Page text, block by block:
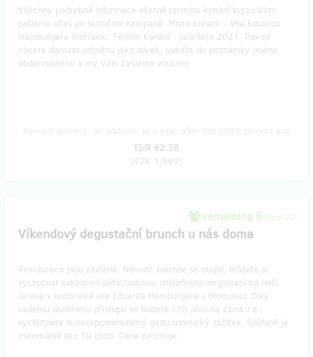
Všechny podrobné informace včetně termínu konání kurzu Vám
zašleme včas po skončení kampaně. Místo konání – Vila Eduarda
Hamburgera Olomouc. Termín konání - jaro/léto 2021. Pokud
chcete darovat odměnu jako dárek, uveďte do poznámky jméno
obdarovaného a my Vám zašleme voucher.
EUR 82.38
(CZK 1,999)
remaining 6 from 20
Víkendový degustační brunch u nás doma
Restaurace jsou zavřené. Nevadí! Jakmile se oteplí, můžete si
vychutnat exkluzivní pětichodovou snídaňovou degustaci na naší
terase v historické vile Eduarda Hamburgera v Olomouci. Díky
našemu osobnímu přístupu se budete cítít jako na zámku a
vychutnáte si nezapomenutelný gastronomický zážitek. Snídaně je
maximálně pro 10 osob. Cena zahrnuje: